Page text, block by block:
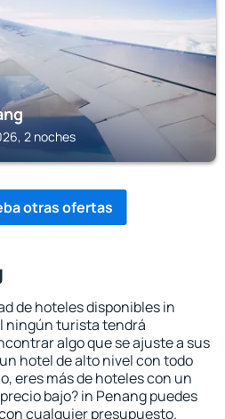
2 noches
otras ofertas
de hoteles disponibles in
ningún turista tendrá
algo que se ajuste a sus
hotel de alto nivel con todo
eres más de hoteles con un
bajo? in Penang puedes
cualquier presupuesto.